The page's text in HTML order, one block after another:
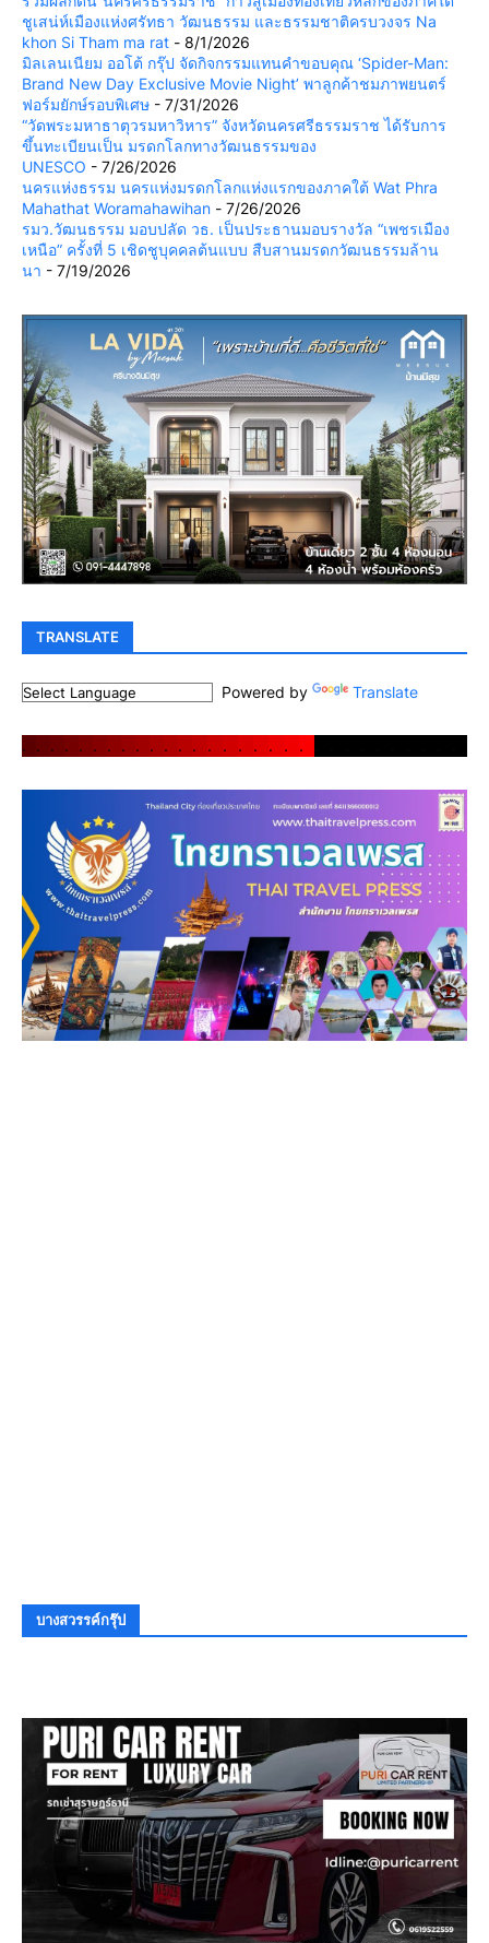
ชูเสน่ห์เมืองแห่งศรัทธา วัฒนธรรม และธรรมชาติครบวงจร Na
khon Si Tham ma rat - 8/1/2026
มิลเลนเนียม ออโต้ กรุ๊ป จัดกิจกรรมแทนคำขอบคุณ ‘Spider-Man:
Brand New Day Exclusive Movie Night’ พาลูกค้าชมภาพยนตร์
ฟอร์มยักษ์รอบพิเศษ - 7/31/2026
“วัดพระมหาธาตุวรมหาวิหาร” จังหวัดนครศรีธรรมราช ได้รับการ
ขึ้นทะเบียนเป็น มรดกโลกทางวัฒนธรรมของ
UNESCO - 7/26/2026
นครแห่งธรรม นครแห่งมรดกโลกแห่งแรกของภาคใต้ Wat Phra
Mahathat Woramahawihan - 7/26/2026
รมว.วัฒนธรรม มอบปลัด วธ. เป็นประธานมอบรางวัล “เพชรเมือง
เหนือ” ครั้งที่ 5 เชิดชูบุคคลต้นแบบ สืบสานมรดกวัฒนธรรมล้าน
นา - 7/19/2026
TRANSLATE
Powered by Translate
. . . . . . . . . . . . . . . . . . . .
บางสวรรค์กรุ๊ป